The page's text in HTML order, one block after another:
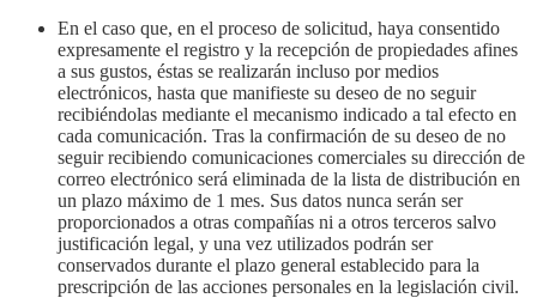
En el caso que, en el proceso de solicitud, haya consentido
expresamente el registro y la recepción de propiedades afines
a sus gustos, éstas se realizarán incluso por medios
electrónicos, hasta que manifieste su deseo de no seguir
recibiéndolas mediante el mecanismo indicado a tal efecto en
cada comunicación. Tras la confirmación de su deseo de no
seguir recibiendo comunicaciones comerciales su dirección de
correo electrónico será eliminada de la lista de distribución en
un plazo máximo de 1 mes. Sus datos nunca serán ser
proporcionados a otras compañías ni a otros terceros salvo
justificación legal, y una vez utilizados podrán ser
conservados durante el plazo general establecido para la
prescripción de las acciones personales en la legislación civil.